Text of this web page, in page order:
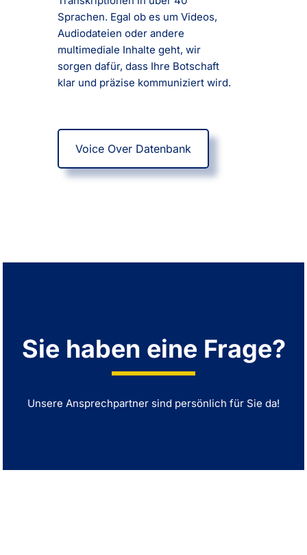
Sprachen. Egal ob es um Videos,
Audiodateien oder andere
multimediale Inhalte geht, wir
sorgen dafür, dass Ihre Botschaft
klar und präzise kommuniziert wird.
Voice Over Datenbank
Sie haben eine Frage?
Unsere Ansprechpartner sind persönlich für Sie da!